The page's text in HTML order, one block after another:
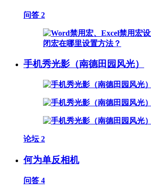
问答 2
手机秀光影（南德田园风光）
论坛 2
何为单反相机
问答 4